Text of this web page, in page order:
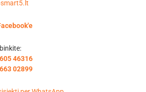
46316
02899